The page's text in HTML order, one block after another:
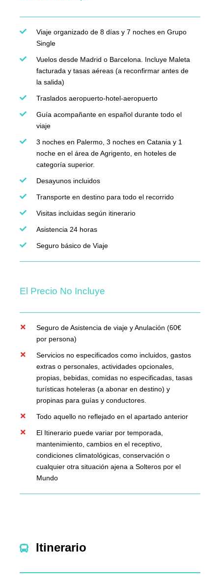
Viaje organizado de 8 días y 7 noches en Grupo
Single
Vuelos desde Madrid o Barcelona. Incluye Maleta
facturada y tasas aéreas (a reconfirmar antes de
la salida)
Traslados aeropuerto-hotel-aeropuerto
Guía acompañante en español durante todo el
viaje
3 noches en Palermo, 3 noches en Catania y 1
noche en el área de Agrigento, en hoteles de
categoría superior.
Desayunos incluidos
Transporte en destino para todo el recorrido
Visitas incluidas según itinerario
Asistencia 24 horas
Seguro básico de Viaje
El Precio No Incluye
Seguro de Asistencia de viaje y Anulación (60€
por persona)
Servicios no especificados como incluidos, gastos
extras o personales, actividades opcionales,
propias, bebidas, comidas no especificadas, tasas
turísticas hoteleras (a abonar en destino) y
propinas para guías y conductores.
Todo aquello no reflejado en el apartado anterior
El Itinerario puede variar por temporada,
mantenimiento, cambios en el receptivo,
condiciones climatológicas, conservación o
cualquier otra situación ajena a Solteros por el
Mundo
Itinerario